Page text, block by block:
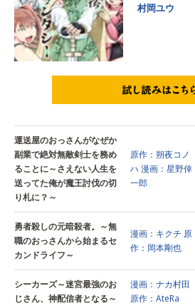
村岡ユウ
運送屋のおっさんがなぜか
副業で絶対無敵剣士を務め
ることに～さえない人生を
送ってた俺が魔王討伐の切
り札に？～
原作：朔夜コノ
ハ漫画：星野倖
一郎
勇者殺しの元暗殺者。～無
職のおっさんから始まるセ
カンドライフ～
漫画：キクチ 原
作：岡本剛也
シーカーズ～迷宮最強のお
じさん、神配信者となる～
漫画：ナカ村田
原作：AteRa